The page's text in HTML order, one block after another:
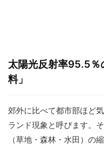
太陽光反射率95.5％
料」
郊外に比べて都市部ほど
ランド現象と呼びます。
（草地・森林・水田）の